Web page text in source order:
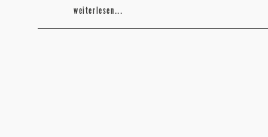
weiterlesen...